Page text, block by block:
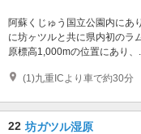
阿蘇くじゅう国立公園内にあ
に坊ヶツルと共に県内初のラ
原標高1,000mの位置にあり、...
(1)九重ICより車で約30分
22 坊ガツル湿原